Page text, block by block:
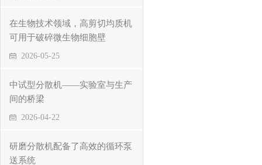
在生物技术领域，高剪切均质机
可用于破碎微生物细胞壁
2026-05-25
中试型分散机——实验室与生产
间的桥梁
2026-04-22
研磨分散机配备了高效的循环泵
送系统